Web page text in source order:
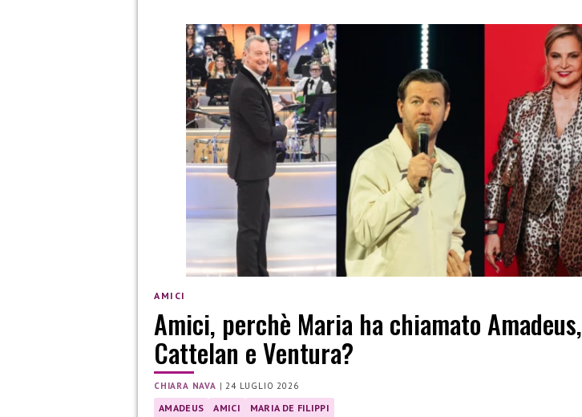
AMICI
Amici, perchè Maria ha chiamato Amadeus,
Cattelan e Ventura?
CHIARA NAVA |24 LUGLIO 2026
AMADEUS AMICI MARIA DE FILIPPI